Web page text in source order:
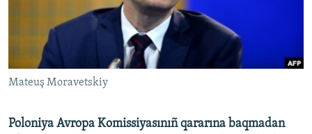
Русский
Українською
QOŞULIÑIZ!
Mateuş Moravetskiy
Poloniya Avropa Komissiyasınıñ qararına baqmadan